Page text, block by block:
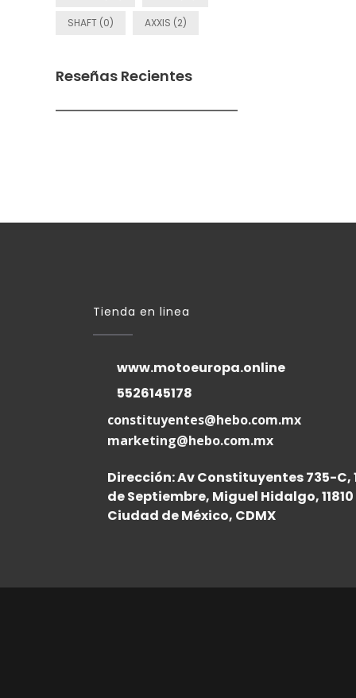
SHAFT (0) AXXIS (2)
Reseñas Recientes
Tienda en linea
www.motoeuropa.online
5526145178
constituyentes@hebo.com.mx
marketing@hebo.com.mx
Dirección: Av Constituyentes 735-C,
de Septiembre, Miguel Hidalgo, 11810
Ciudad de México, CDMX